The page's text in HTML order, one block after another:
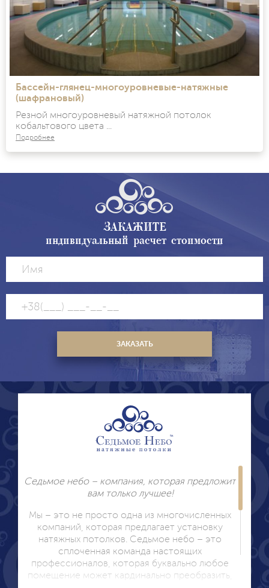
Бассейн-глянец-многоуровневые-натяжные
(шафрановый)
Резной многоуровневый натяжной потолок
кобальтового цвета ...
Подробнее
ЗАКАЖИТЕ
индивидуальный расчет стоимости
Седьмое небо – компания, которая предложит
вам только лучшее!
Мы – это не просто одна из многочисленных
компаний, которая предлагает установку
натяжных потолков. Седьмое небо – это
сплоченная команда настоящих
профессионалов, которая буквально любое
помещение может кардинально преобразить,